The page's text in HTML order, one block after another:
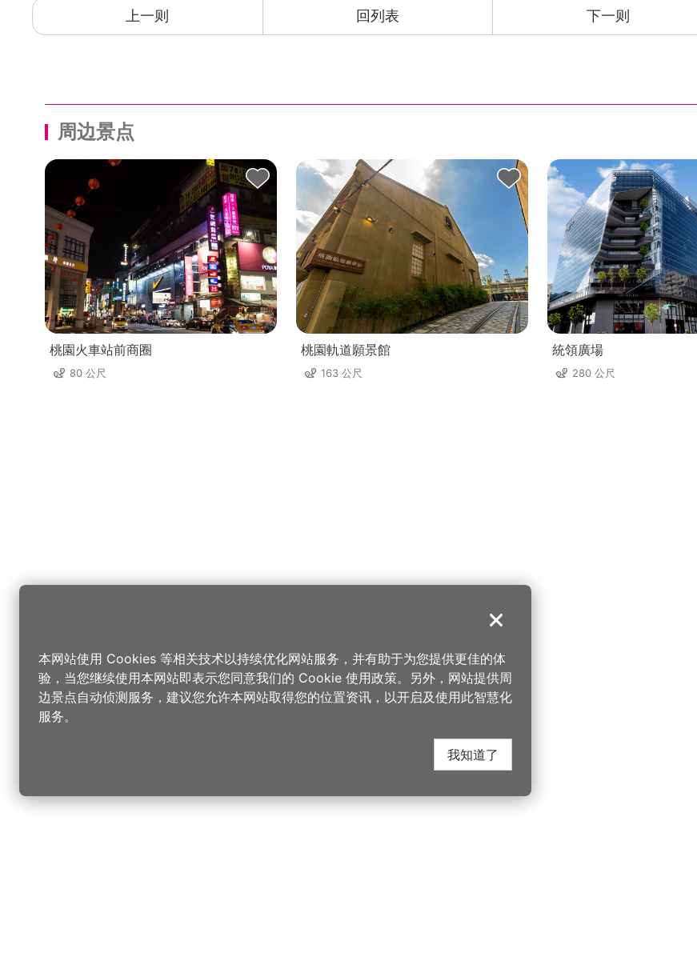
上一则 回列表 下一则
周边景点
桃園火車站前商圈
80 公尺
桃園軌道願景館
163 公尺
統領廣場
280 公尺
关闭
本网站使用 Cookies 等相关技术以持续优化网站服务，并有助于为您提供更佳的体
验，当您继续使用本网站即表示您同意我们的 Cookie 使用政策。另外，网站提供周
边景点自动侦测服务，建议您允许本网站取得您的位置资讯，以开启及使用此智慧化
服务。
我知道了